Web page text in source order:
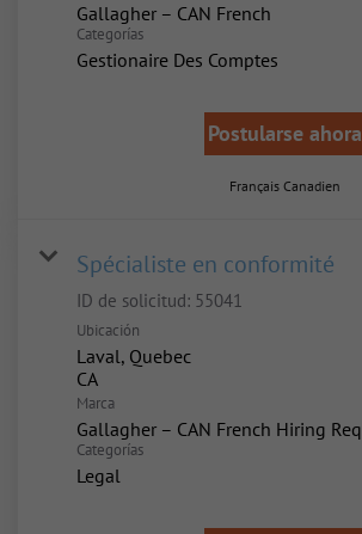
Gallagher – CAN French
Categorías
Gestionaire Des Comptes
Postularse ahora
Français Canadien
Spécialiste en conformité
ID de solicitud: 55041
Ubicación
Laval, Quebec
Marca
Gallagher – CAN French Hiring Req
Categorías
Legal